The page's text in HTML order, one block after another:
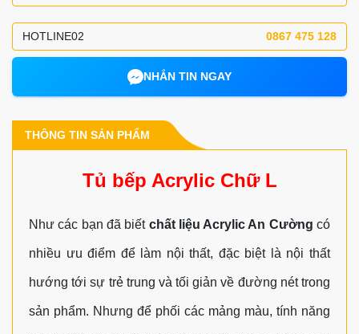
HOTLINE02 0867 475 128
NHẮN TIN NGAY
THÔNG TIN SẢN PHẨM
Tủ bếp Acrylic Chữ L
Như các bạn đã biết chất liệu Acrylic An Cường có
nhiều ưu điểm để làm nội thất, đặc biệt là nội thất
hướng tới sự trẻ trung và tối giản về đường nét trong
sản phẩm. Nhưng để phối các mảng màu, tính năng